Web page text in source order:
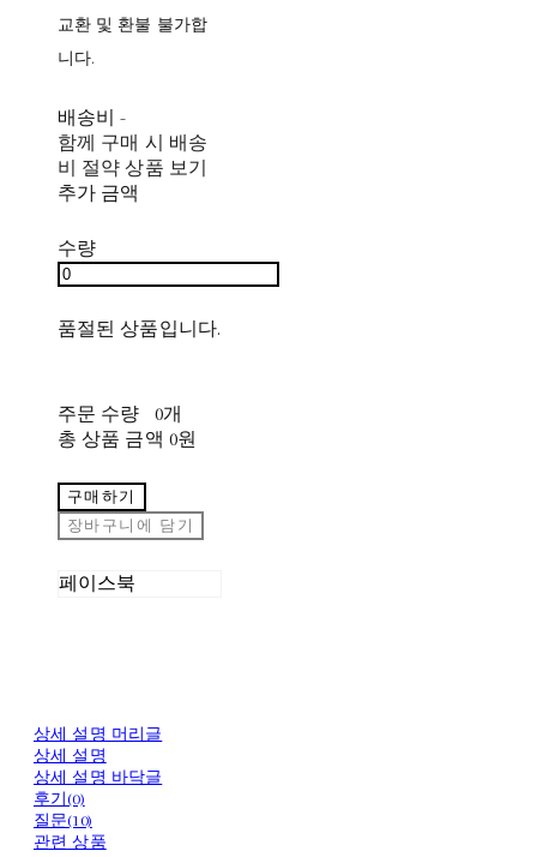
교환 및 환불 불가합
니다.
배송비-
함께 구매 시 배송
비 절약 상품 보기
추가 금액
수량
품절된 상품입니다.
주문 수량
0개
총 상품 금액 0원
구매하기
장바구니에 담기
페이스북
상세 설명 머리글
상세 설명
상세 설명 바닥글
후기(0)
질문(10)
관련 상품